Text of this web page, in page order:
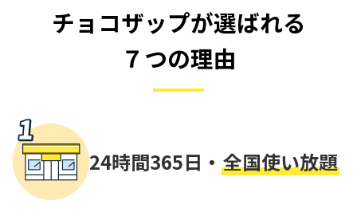
チョコザップが選ばれる
７つの理由
24時間365日・ 全国使い放題